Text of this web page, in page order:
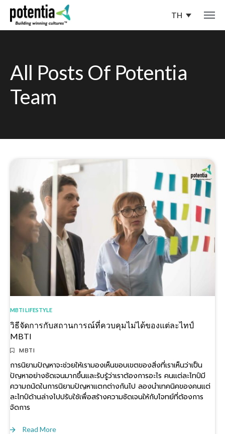
TH
All Posts Of Potentia
Team
MBTI LIFESTYLE
วิธีจัดการกับสถานการณ์ที่ควบคุมไม่ได้ของแต่ละไทป์
MBTI
MBTI
การนิยามปัญหาจะช่วยให้เรามองเห็นขอบเขตของสิ่งที่เราเห็นว่าเป็น
ปัญหาอย่างชัดเจนมากขึ้นและรับรู้ว่าเราต้องการอะไร คนแต่ละไทป์มี
ความถนัดในการนิยามปัญหาแตกต่างกันไป ลองนำเทคนิคของคนแต่
ละไทป์ด้านล่างไปปรับใช้เพื่อสร้างความชัดเจนให้กับโจทย์ที่ต้องการ
จัดการ
Read More